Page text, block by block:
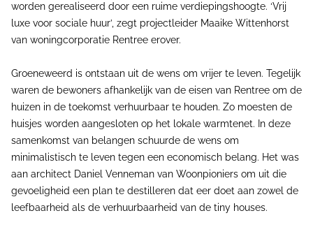
worden gerealiseerd door een ruime verdiepingshoogte. ‘Vrij
luxe voor sociale huur’, zegt projectleider Maaike Wittenhorst
van woningcorporatie Rentree erover.
Groeneweerd is ontstaan uit de wens om vrijer te leven. Tegelijk
waren de bewoners afhankelijk van de eisen van Rentree om de
huizen in de toekomst verhuurbaar te houden. Zo moesten de
huisjes worden aangesloten op het lokale warmtenet. In deze
samenkomst van belangen schuurde de wens om
minimalistisch te leven tegen een economisch belang. Het was
aan architect Daniel Venneman van Woonpioniers om uit die
gevoeligheid een plan te destilleren dat eer doet aan zowel de
leefbaarheid als de verhuurbaarheid van de tiny houses.